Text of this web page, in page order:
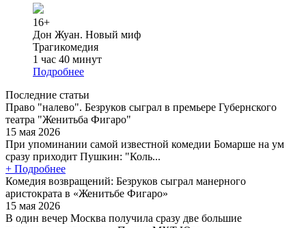
16+
Дон Жуан. Новый миф
Трагикомедия
1 час 40 минут
Подробнее
Последние статьи
Право "налево". Безруков сыграл в премьере Губернского
театра "Женитьба Фигаро"
15 мая 2026
При упоминании самой известной комедии Бомарше на ум
сразу приходит Пушкин: "Коль...
+ Подробнее
Комедия возвращений: Безруков сыграл манерного
аристократа в «Женитьбе Фигаро»
15 мая 2026
В один вечер Москва получила сразу две большие